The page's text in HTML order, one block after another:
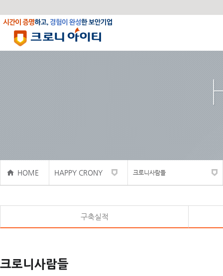
HOME HAPPY CRONY 크로니사람들
구축실적
크로니사람들